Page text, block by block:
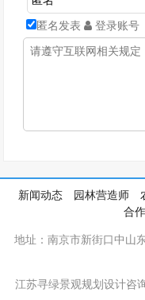
匿名发表 登录账号
新闻动态 园林营造师
合
地址：南京市新街口中山
江苏寻绿景观规划设计咨